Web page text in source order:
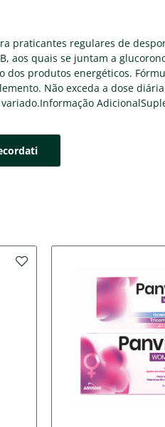
praticantes regulares de
quais se juntam a
produtos energéticos.
Não exceda a dose